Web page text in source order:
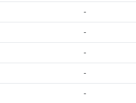
-
-
-
-
-